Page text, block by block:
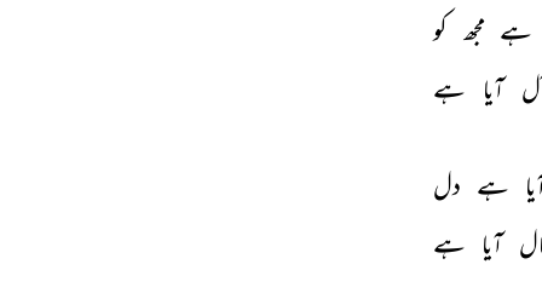
ہے مجھ کو
آیا ہے
ہے دل
آیا ہے